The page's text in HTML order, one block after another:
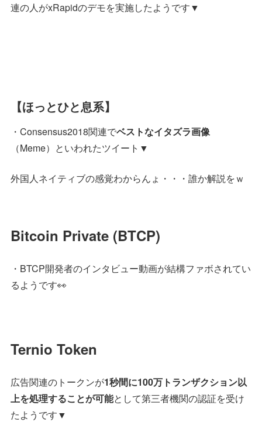
連の人がxRapidのデモを実施したようです▼
【ほっとひと息系】
・Consensus2018関連でベストなイタズラ画像
（Meme）といわれたツイート▼
外国人ネイティブの感覚わからんょ・・・誰か解説をｗ
Bitcoin Private (BTCP)
・BTCP開発者のインタビュー動画が結構ファボされてい
るようです👀
Ternio Token
広告関連のトークンが1秒間に100万トランザクション以
上を処理することが可能として第三者機関の認証を受け
たようです▼